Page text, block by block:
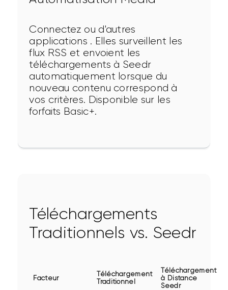
Connectez ou d'autres
applications . Elles surveillent les
flux RSS et envoient les
téléchargements à Seedr
automatiquement lorsque du
nouveau contenu correspond à
vos critères. Disponible sur les
forfaits Basic+.
Téléchargements
Traditionnels vs. Seedr
Facteur
Téléchargement
Traditionnel
Téléchargement
à Distance
Seedr